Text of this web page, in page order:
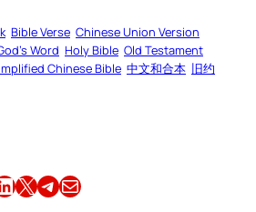
Bible Verse Chinese Union Version
Word Holy Bible Old Testament
Chinese Bible 中文和合本 旧约
Share this article on X Share this article on TelegramEmail this Article